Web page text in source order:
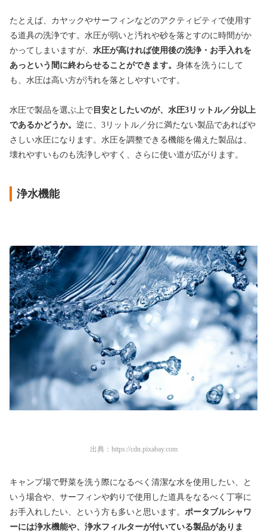
たとえば、カヤックやサーフィンなどのアクティビティで使用す
る道具の洗浄です。水圧が弱いと汚れや砂を落とすのに時間がか
かってしまいますが、 水圧が高ければ使用後の洗浄・お手入れを
あっという間に終わらせることができます。 身体を洗うにして
も、水圧は高い方が汚れを落としやすいです。
水圧で製品を選ぶ上で 目安としたいのが、水圧3リットル／分以上
であるかどうか。 逆に、3リットル／分に満たない製品であればや
さしい水圧になります。水圧を調整できる機能を備えた製品は、
壊れやすいものも洗浄しやすく、さらに使い道が広がります。
浄水機能
出典： https://cdn.pixabay.com
キャンプ場で野菜を洗う際になるべく清潔な水を使用したい、と
いう場合や、サーフィンや釣りで使用した道具をなるべく丁寧に
お手入れしたい、という方も多いと思います。 ポータブルシャワ
ーには浄水機能や、浄水フィルターが付いている製品がありま